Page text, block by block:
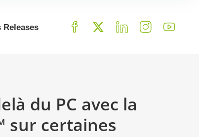
Releases
du PC avec la
sur certaines